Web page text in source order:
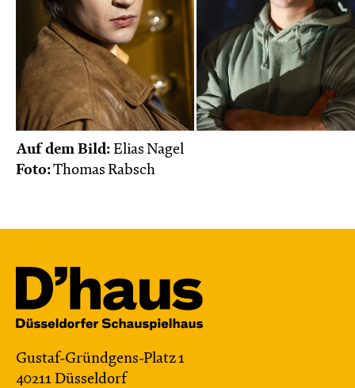
Auf dem Bild: Elias Nagel
Foto:Thomas Rabsch
Gustaf-Gründgens-Platz 1
40211 Düsseldorf